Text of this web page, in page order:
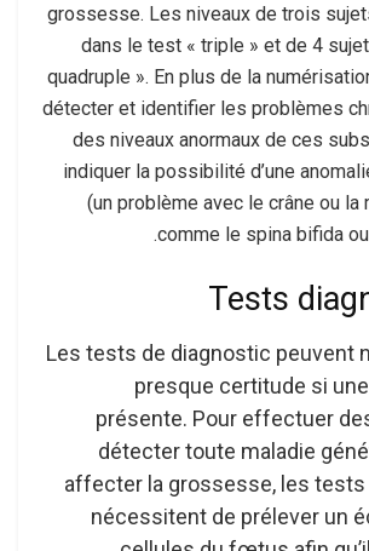
grossesse. Les niveaux de trois
dans le test « triple » et de 4
quadruple ». En plus de la
détecter et identifier les problèmes
des niveaux anormaux de ces
indiquer la possibilité d’une
(un problème avec le crâne ou la
comme le spina bifida ou
Tests
Les tests de diagnostic peuvent
presque certitude si
présente. Pour effectuer
détecter toute maladie
affecter la grossesse, les
nécessitent de prélever un